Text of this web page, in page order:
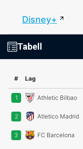
Disney+
Tabell
# Lag
1 Athletic Bilbao
2 Atletico Madrid
3 FC Barcelona